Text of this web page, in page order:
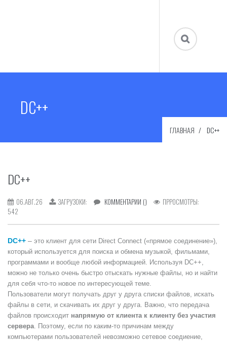
DC++
ГЛАВНАЯ DC++
DC++
06.АВГ.26 ЗАГРУЗОКИ: КОММЕНТАРИИ ()
ПРРОСМОТРЫ:
542
DC++ – это клиент для сети Direct Connect («прямое соединение»),
который используется для поиска и обмена музыкой, фильмами,
программами и вообще любой информацией. Используя DC++,
можно не только очень быстро отыскать нужные файлы, но и найти
для себя что-то новое по интересующей теме.
Пользователи могут получать друг у друга списки файлов, искать
файлы в сети, и скачивать их друг у друга. Важно, что передача
файлов происходит напрямую от клиента к клиенту без участия
сервера. Поэтому, если по каким-то причинам между
компьютерами пользователей невозможно сетевое соедиение,